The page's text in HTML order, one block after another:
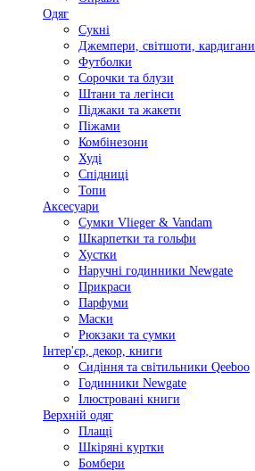
Одяг
Сукні
Джемпери, світшоти, кардигани
Футболки
Сорочки та блузи
Штани та легінси
Піджаки та жакети
Піжами
Комбінезони
Худі
Спідниці
Топи
Аксесуари
Сумки Vlieger & Vandam
Шкарпетки та гольфи
Хустки
Наручні годинники Newgate
Прикраси
Парфуми
Маски
Рюкзаки та сумки
Інтер'єр, декор, книги
Сидіння та світильники Qeeboo
Годинники Newgate
Ілюстровані книги
Верхній одяг
Плащі
Шкіряні куртки
Бомбери